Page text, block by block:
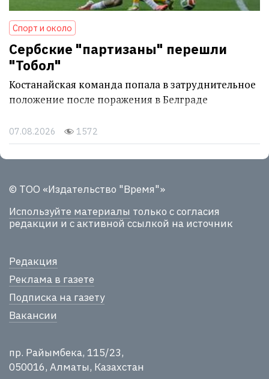
Спорт и около
Сербские "партизаны" перешли
"Тобол"
Костанайская команда попала в затруднительное
положение после поражения в Белграде
07.08.2026 1572
© ТОО «Издательство "Время"»
Используйте материалы только с согласия
редакции и с активной ссылкой на источник
Редакция
Реклама в газете
Подписка на газету
Вакансии
пр. Райымбека, 115/23,
050016, Алматы, Казахстан